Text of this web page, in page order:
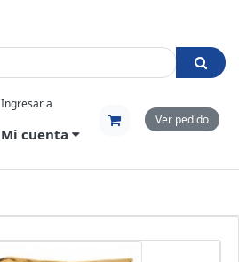
Ingresar a
Mi cuenta
Ver pedido